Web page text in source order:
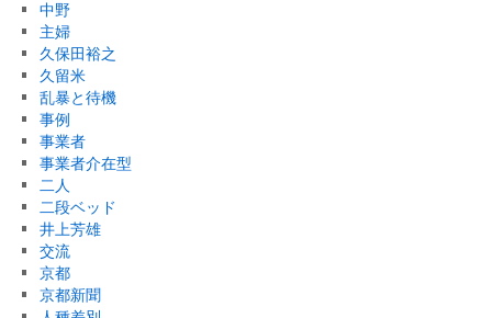
中野
主婦
久保田裕之
久留米
乱暴と待機
事例
事業者
事業者介在型
二人
二段ベッド
井上芳雄
交流
京都
京都新聞